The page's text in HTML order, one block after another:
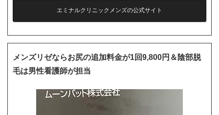
エミナルクリニックメンズの公式サイト
メンズリゼならお尻の追加料金が1回9,800円＆陰部脱
毛は男性看護師が担当